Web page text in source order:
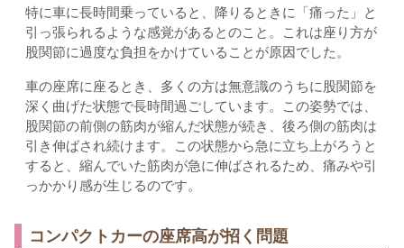
特に車に長時間乗っていると、降りるときに「痛った」と
引っ張られるような感覚があるとのこと。これは座り方が
股関節に過度な負担をかけていることが原因でした。
車の座席に座るとき、多くの方は無意識のうちに股関節を
深く曲げた状態で長時間過ごしています。この姿勢では、
股関節の前側の筋肉が縮んだ状態が続き、後ろ側の筋肉は
引き伸ばされ続けます。この状態から急に立ち上がろうと
すると、縮んでいた筋肉が急に伸ばされるため、痛みや引
っかかり感が生じるのです。
コンパクトカーの座席高が招く問題